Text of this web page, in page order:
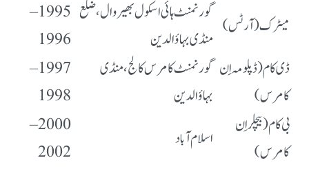
میٹرک (آرٹس)
گورنمنٹ ہائی اسکول بھیر وال، ضلع
منڈی بہاؤالدین
1995–
1996
ڈی کام (ڈپلومہ اِن
کامرس)
گورنمنٹ کامرس کالج، منڈی
بہاؤالدین
1997–
1998
بی کام (بیچلر اِن
کامرس)
اسلام آباد
2000–
2002